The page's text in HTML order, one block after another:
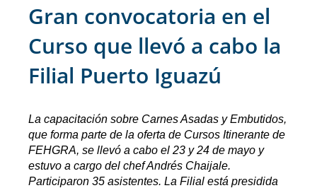
Gran convocatoria en el
Curso que llevó a cabo la
Filial Puerto Iguazú
La capacitación sobre Carnes Asadas y Embutidos,
que forma parte de la oferta de Cursos Itinerante de
FEHGRA, se llevó a cabo el 23 y 24 de mayo y
estuvo a cargo del chef Andrés Chaijale.
Participaron 35 asistentes. La Filial está presidida